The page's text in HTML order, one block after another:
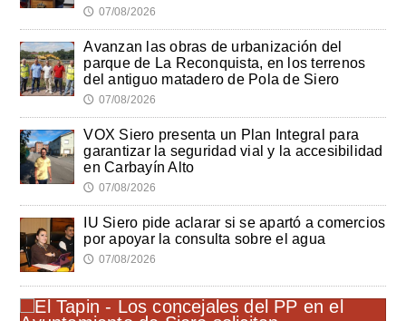
🕔 07/08/2026
Avanzan las obras de urbanización del
parque de La Reconquista, en los terrenos
del antiguo matadero de Pola de Siero
🕔 07/08/2026
VOX Siero presenta un Plan Integral para
garantizar la seguridad vial y la accesibilidad
en Carbayín Alto
🕔 07/08/2026
IU Siero pide aclarar si se apartó a comercios
por apoyar la consulta sobre el agua
🕔 07/08/2026